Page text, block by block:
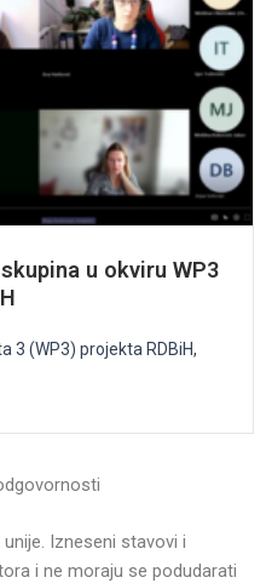
u okviru WP3
3 (WP3) projekta RDBiH,
Izneseni stavovi i
i ne moraju se podudarati